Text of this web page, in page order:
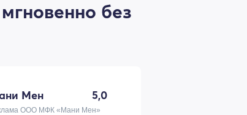
без
Мен 5,0
ООО МФК «Мани Мен»